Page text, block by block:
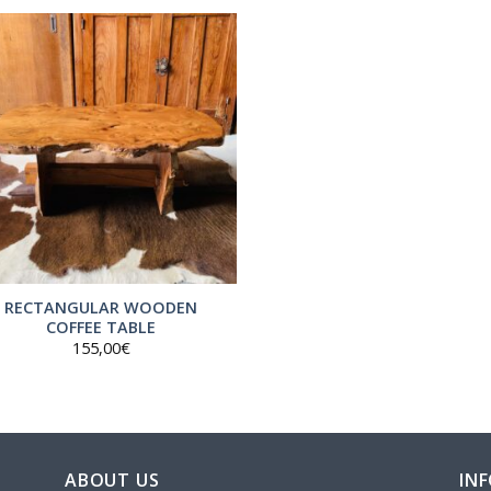
RECTANGULAR WOODEN
COFFEE TABLE
155,00€
ABOUT US